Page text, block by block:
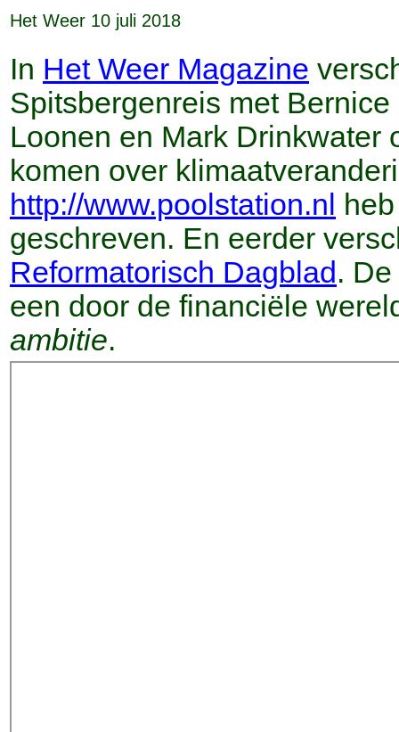
Het Weer 10 juli 2018
In Het Weer Magazine
Spitsbergenreis met
Loonen en Mark Drinkwater
komen over
http://www.poolstation.nl
geschreven. En eerder
Reformatorisch Dagblad .
een door de financiële
ambitie.